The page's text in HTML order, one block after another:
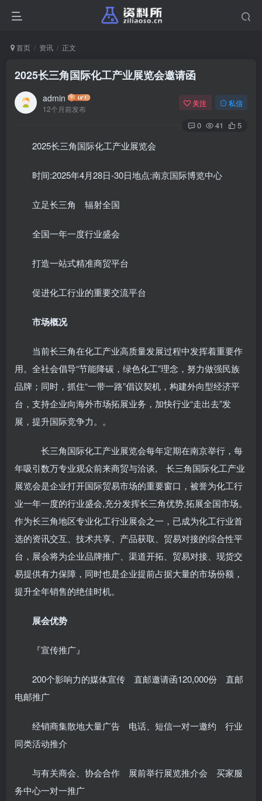
首页 资讯 正文
2025长三角国际化工产业展览会邀请函
admin
12个月前发布
关注 私信
0 41 5
2025长三角国际化工产业展览会
时间:2025年4月28日-30日地点:南京国际博览中心
立足长三角 辐射全国
全国一年一度行业盛会
打造一站式精准商贸平台
促进化工行业的重要交流平台
市场概况
当前长三角在化工产业高质量发展过程中发挥着重要作
用。全社会倡导“节能降碳，绿色化工”理念，努力做强民族
品牌；同时，抓住“一带一路”倡议契机，构建外向型经济平
台，支持企业向海外市场拓展业务，加快行业“走出去”发
展，提升国际竞争力。。
长三角国际化工产业展览会每年定期在南京举行，每
年吸引数万专业观众前来商贸与洽谈, 长三角国际化工产业
展览会是企业打开国际贸易市场的重要窗口，被誉为化工行
业一年一度的行业盛会,充分发挥长三角优势,拓展全国市场。
作为长三角地区专业化工行业展会之一，已成为化工行业首
选的资讯交互、技术共享、产品获取、贸易对接的综合性平
台，展会将为企业品牌推广、渠道开拓、贸易对接、现货交
易提供有力保障，同时也是企业提前占据大量的市场份额，
提升全年销售的绝佳时机。
展会优势
『宣传推广』
200个影响力的媒体宣传 直邮邀请函120,000份 直邮
电邮推广
经销商集散地大量广告 电话、短信一对一邀约 行业
同类活动推介
与有关商会、协会合作 展前举行展览推介会 买家服
务中心一对一推广